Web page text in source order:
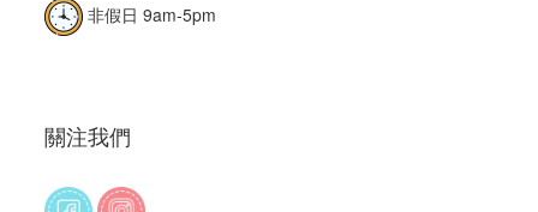
非假日 9am-5pm
關注我們